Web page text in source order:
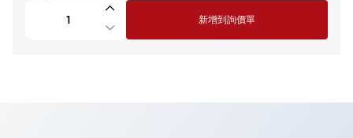
新增到詢價單